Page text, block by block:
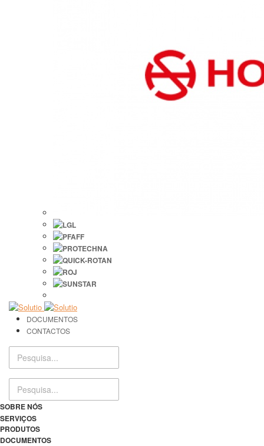
DOCUMENTOS
CONTACTOS
SOBRE NÓS
SERVIÇOS
PRODUTOS
DOCUMENTOS